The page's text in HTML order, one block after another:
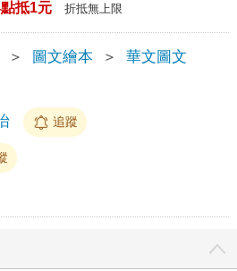
抵1元 折抵無上限
＞ 圖文繪本 ＞ 華文圖文
追蹤